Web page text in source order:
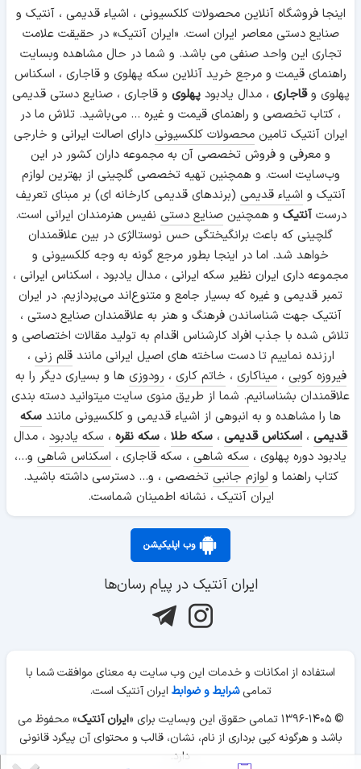
اینجا فروشگاه آنلاین محصولات کلکسیونی ، اشیاء قدیمی ، آنتیک و
صنایع دستی معاصر ایران است. «ایران آنتیک» در حقیقت علامت
تجاری این واحد صنفی می باشد. و شما در حال مشاهده وبسایت
راهنمای قیمت و مرجع خرید آنلاین سکه پهلوی و قاجاری ، اسکناس
پهلوی وقاجاری ، مدال یادبودپهلوی و قاجاری ، صنایع دستی قدیمی
، کتاب تخصصی و راهنمای قیمت و غیره ... می‌باشید. تلاش ما در
ایران آنتیک تامین محصولات کلکسیونی دارای اصالت ایرانی و خارجی
و معرفی و فروش تخصصی آن به مجموعه داران کشور در این
وب‌سایت است. و همچنین تهیه تخصصی گلچینی از بهترین لوازم
آنتیک و اشیاء قدیمی (برندهای قدیمی کارخانه ای) بر مبنای تعریف
درستآنتیک و همچنینصنایع دستی نفیس هنرمندان ایرانی است.
گلچینی که باعث برانگیختگی حس نوستالژی در بین علاقمندان
خواهد شد. اما در اینجا بطور مرجع گونه به وجه کلکسیونی و
مجموعه داری ایران نظیر سکه ایرانی ، مدال یادبود ، اسکناس ایرانی ،
تمبر قدیمی و غیره که بسیار جامع و متنوع‌اند می‌پردازیم. در ایران
آنتیک جهت شناساندن فرهنگ و هنر به علاقمندان صنایع دستی ،
تلاش شده با جذب افراد کارشناس اقدام به تولید مقالات اختصاصی و
ارزنده نماییم تا دست ساخته های اصیل ایرانی مانندقلم زنی ،
فیروزه کوبی ،میناکاری ، خاتم کاری ، رودوزی ها و بسیاری دیگر را به
علاقمندان بشناسانیم. شما از طریق منوی سایت میتوانید دسته بندی
ها را مشاهده و به انبوهی از اشیاء قدیمی و کلکسیونی مانند سکه
قدیمی ، اسکناس قدیمی ، سکه طلا ، سکه نقره ، سکه یادبود ، مدال
یادبود دوره پهلوی ، سکه شاهی ، سکه قاجاری ، اسکناس شاهی و...،
کتاب راهنما و لوازم جانبی تخصصی ، و... دسترسی داشته باشید.
ایران آنتیک ، نشانه اطمینان شماست.
وب اپلیکیشن
ایران آنتیک در پیام رسان‌ها
استفاده از امکانات و خدمات این وب سایت به معنای موافقت شما با
تمامیشرایط و ضوابط ایران آنتیک است.
© ۱۳۹۶-۱۴۰۵ تمامی حقوق این وبسایت برای «
ایران آنتیک» محفوظ می
باشد و هرگونه کپی برداری از نام، نشان، قالب و محتوای آن پیگرد قانونی
دارد.